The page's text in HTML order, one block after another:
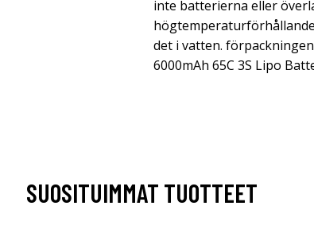
inte batterierna eller
det i vatten.
6000mAh 65C 3S Lipo
SUOSITUIMMAT TUOTTEET